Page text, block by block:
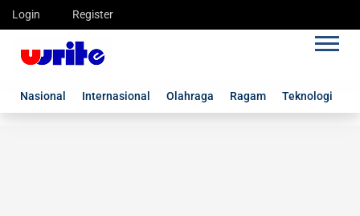
Login Register
Nasional Internasional Olahraga Ragam Teknologi